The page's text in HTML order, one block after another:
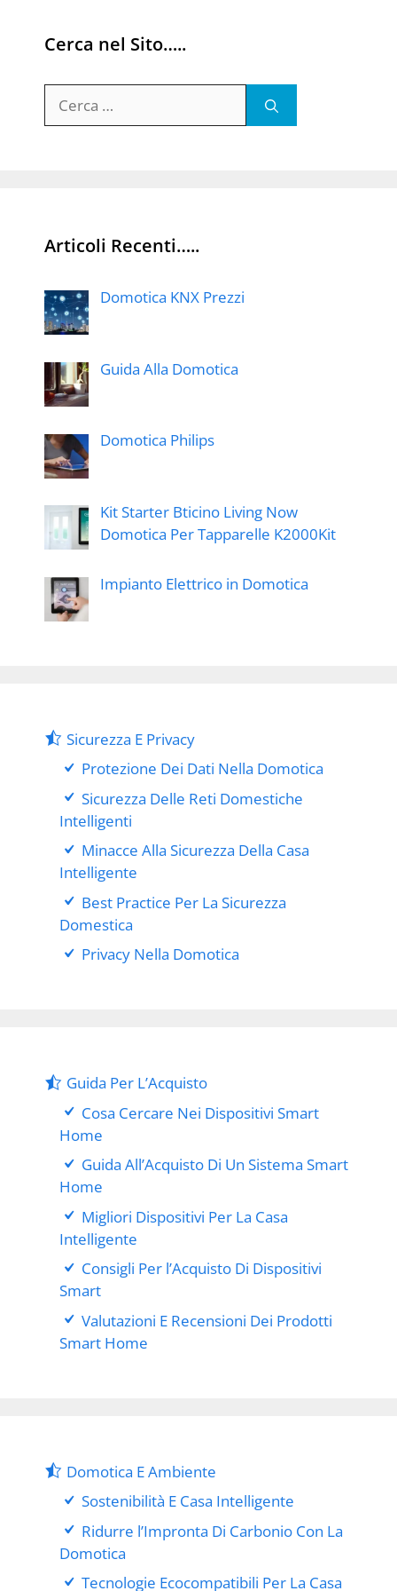
Cerca nel Sito…..
per:
Articoli Recenti…..
Domotica KNX Prezzi
Guida Alla Domotica
Domotica Philips
Kit Starter Bticino Living Now
Domotica Per Tapparelle K2000Kit
Impianto Elettrico in Domotica
Sicurezza E Privacy
Protezione Dei Dati Nella Domotica
Sicurezza Delle Reti Domestiche
Intelligenti
Minacce Alla Sicurezza Della Casa
Intelligente
Best Practice Per La Sicurezza
Domestica
Privacy Nella Domotica
Guida Per L’Acquisto
Cosa Cercare Nei Dispositivi Smart
Home
Guida All’Acquisto Di Un Sistema Smart
Home
Migliori Dispositivi Per La Casa
Intelligente
Consigli Per l’Acquisto Di Dispositivi
Smart
Valutazioni E Recensioni Dei Prodotti
Smart Home
Domotica E Ambiente
Sostenibilità E Casa Intelligente
Ridurre l’Impronta Di Carbonio Con La
Domotica
Tecnologie Ecocompatibili Per La Casa